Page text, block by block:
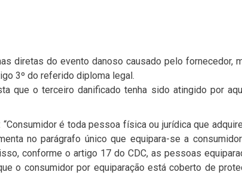
diretas do evento danoso causado pelo fornecedor,
3º do referido diploma legal.
que o terceiro danificado tenha sido atingido por
é toda pessoa física ou jurídica que
no parágrafo único que equipara-se a
conforme o artigo 17 do CDC, as pessoas
o consumidor por equiparação está coberto de